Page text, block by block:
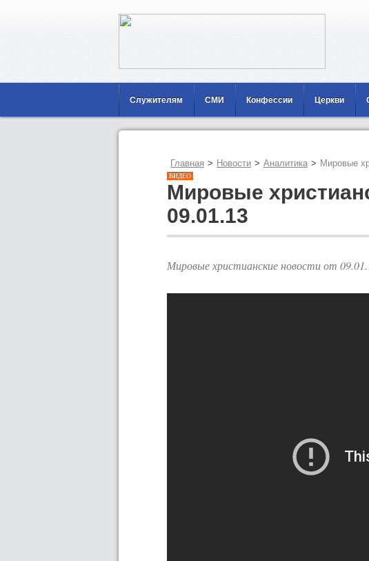
Служителям СМИ Конфессии Церкви
Главная > Новости > Аналитика > Мировые
ВИДЕО
Мировые
09.01.13
Мировые христианские новости от